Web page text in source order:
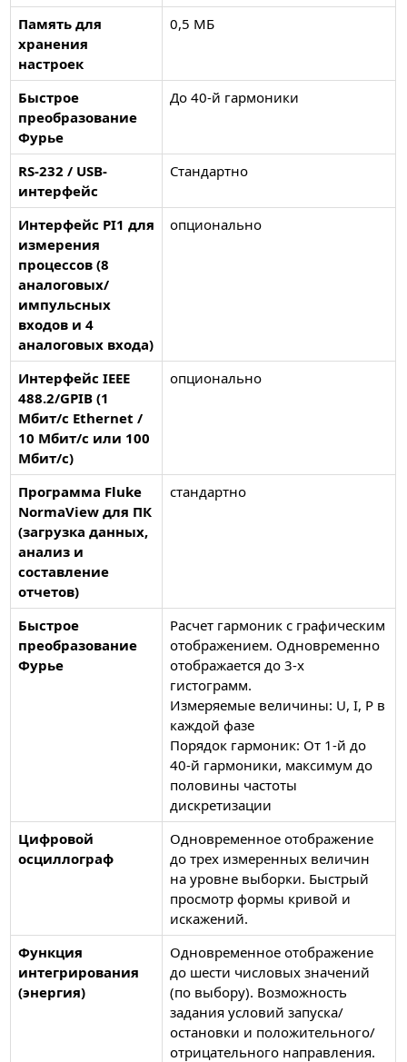
Память для
хранения
настроек
0,5 МБ
Быстрое
преобразование
Фурье
До 40-й гармоники
RS-232 / USB-
интерфейс
Стандартно
Интерфейс PI1 для
измерения
процессов (8
аналоговых/
импульсных
входов и 4
аналоговых входа)
опционально
Интерфейс IEEE
488.2/GPIB (1
Мбит/с Ethernet /
10 Мбит/с или 100
Мбит/с)
опционально
Программа Fluke
NormaView для ПК
(загрузка данных,
анализ и
составление
отчетов)
стандартно
Быстрое
преобразование
Фурье
Расчет гармоник с графическим
отображением. Одновременно
отображается до 3-х
гистограмм.
Измеряемые величины: U, I, P в
каждой фазе
Порядок гармоник: От 1-й до
40-й гармоники, максимум до
половины частоты
дискретизации
Цифровой
осциллограф
Одновременное отображение
до трех измеренных величин
на уровне выборки. Быстрый
просмотр формы кривой и
искажений.
Функция
интегрирования
(энергия)
Одновременное отображение
до шести числовых значений
(по выбору). Возможность
задания условий запуска/
остановки и положительного/
отрицательного направления.